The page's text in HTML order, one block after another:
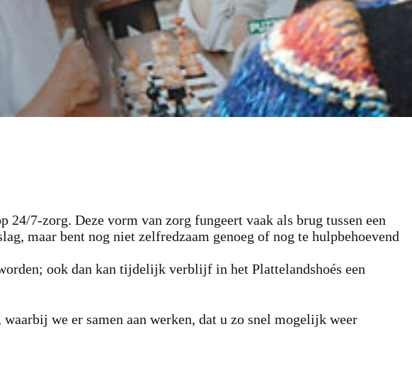
7-zorg. Deze vorm van zorg fungeert vaak als brug tussen een
maar bent nog niet zelfredzaam genoeg of nog te hulpbehoevend
ook dan kan tijdelijk verblijf in het Plattelandshoés een
we er samen aan werken, dat u zo snel mogelijk weer